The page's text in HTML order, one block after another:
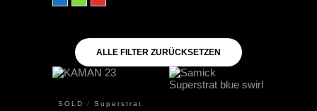
SOLD / Superstrat
ALLE FILTER ZURÜCKSETZEN